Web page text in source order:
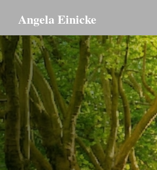
Angela Einicke